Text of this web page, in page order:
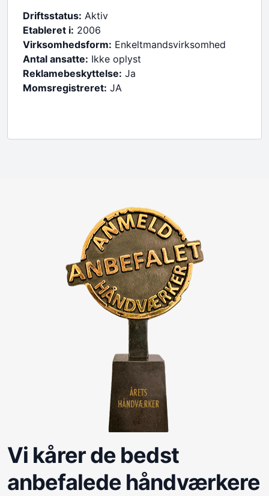
Driftsstatus: Aktiv
Etableret i: 2006
Virksomhedsform: Enkeltmandsvirksomhed
Antal ansatte: Ikke oplyst
Reklamebeskyttelse: Ja
Momsregistreret: JA
Vi kårer de bedst
anbefalede håndværkere